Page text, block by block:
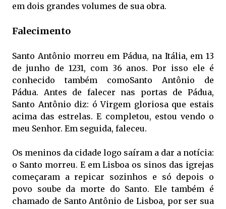
em dois grandes volumes de sua obra.
Falecimento
Santo Antônio morreu em Pádua, na Itália, em 13
de junho de 1231, com 36 anos. Por isso ele é
conhecido também comoSanto Antônio de
Pádua. Antes de falecer nas portas de Pádua,
Santo Antônio diz: ó Virgem gloriosa que estais
acima das estrelas. E completou, estou vendo o
meu Senhor. Em seguida, faleceu.
Os meninos da cidade logo saíram a dar a notícia:
o Santo morreu. E em Lisboa os sinos das igrejas
começaram a repicar sozinhos e só depois o
povo soube da morte do Santo. Ele também é
chamado de Santo Antônio de Lisboa, por ser sua